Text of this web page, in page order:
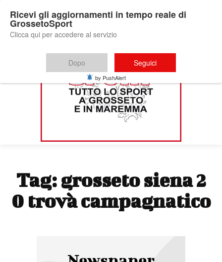
Tag: grosseto siena 2
0 trovà campagnatico
Ricevi gli aggiornamenti in tempo reale di
GrossetoSport
Clicca qui per accedere al servizio
Dopo Seguici
by PushAlert